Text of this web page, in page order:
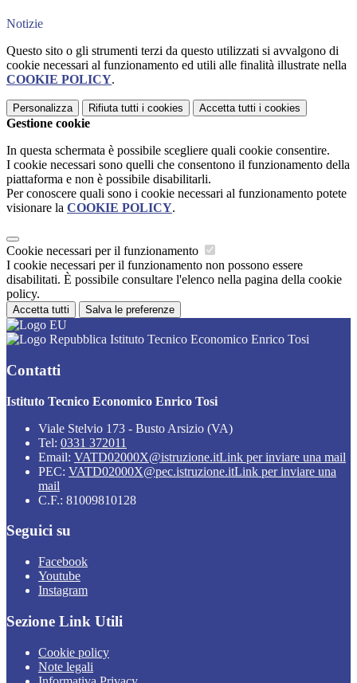
Notizie
Questo sito o gli strumenti terzi da questo utilizzati si avvalgono di
cookie necessari al funzionamento ed utili alle finalità illustrate nella
COOKIE POLICY.
Personalizza Rifiuta tutti i cookies Accetta tutti i cookies
Gestione cookie
In questa schermata è possibile scegliere quali cookie consentire.
I cookie necessari sono quelli che consentono il funzionamento della
piattaforma e non è possibile disabilitarli.
Per conoscere quali sono i cookie necessari al funzionamento potete
visionare la COOKIE POLICY.
Cookie necessari per il funzionamento
I cookie necessari per il funzionamento non possono essere
disabilitati. È possibile consultare l'elenco nella pagina della cookie
policy.
Accetta tutti Salva le preferenze
Istituto Tecnico Economico Enrico Tosi
Contatti
Istituto Tecnico Economico Enrico Tosi
Viale Stelvio 173 - Busto Arsizio (VA)
Tel: 0331 372011
Email: VATD02000X@istruzione.itLink per inviare una mail
PEC: VATD02000X@pec.istruzione.itLink per inviare una
mail
C.F.: 81009810128
Seguici su
Facebook
Youtube
Instagram
Sezione Link Utili
Cookie policy
Note legali